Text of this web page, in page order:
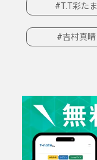
#T.T彩たま
#吉村真晴